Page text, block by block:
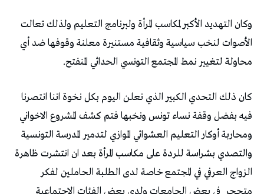
وكان التهديد الأكبر لمكاسب المرأة ولبرنامج التعليم ولذلك تعالت
الأصوات لنخب سياسية وثقافية مستنيرة معلنة وقوفها ضد أي
محاولة لتغيير نمط المجتمع التونسي الحداثي المنفتح.
كان ذلك التحدي الكبير الذي نعلن اليوم بكل نخوة اننا انتصرنا
فيه بفضل وقفة نساء تونس ونخبها فتم كشف المشروع الاخواني
ومحاربة أوكار التعليم العشوائي الموازي لتدمير المدرسة التونسية
والتصدي بشراسة للردة على مكاسب المرأة بعد ان انتشرت ظاهرة
الزواج العرفي في المجتمع خاصة لدى الطلبة الحاملين لفكر
متحجر في بعض الجامعات ولدى بعض الفئات الاجتماعية